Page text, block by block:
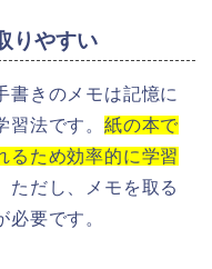
りやすい
書きのメモは記憶に
法です。 紙の本で
るため効率的に学習
ただし、メモを取る
要です。